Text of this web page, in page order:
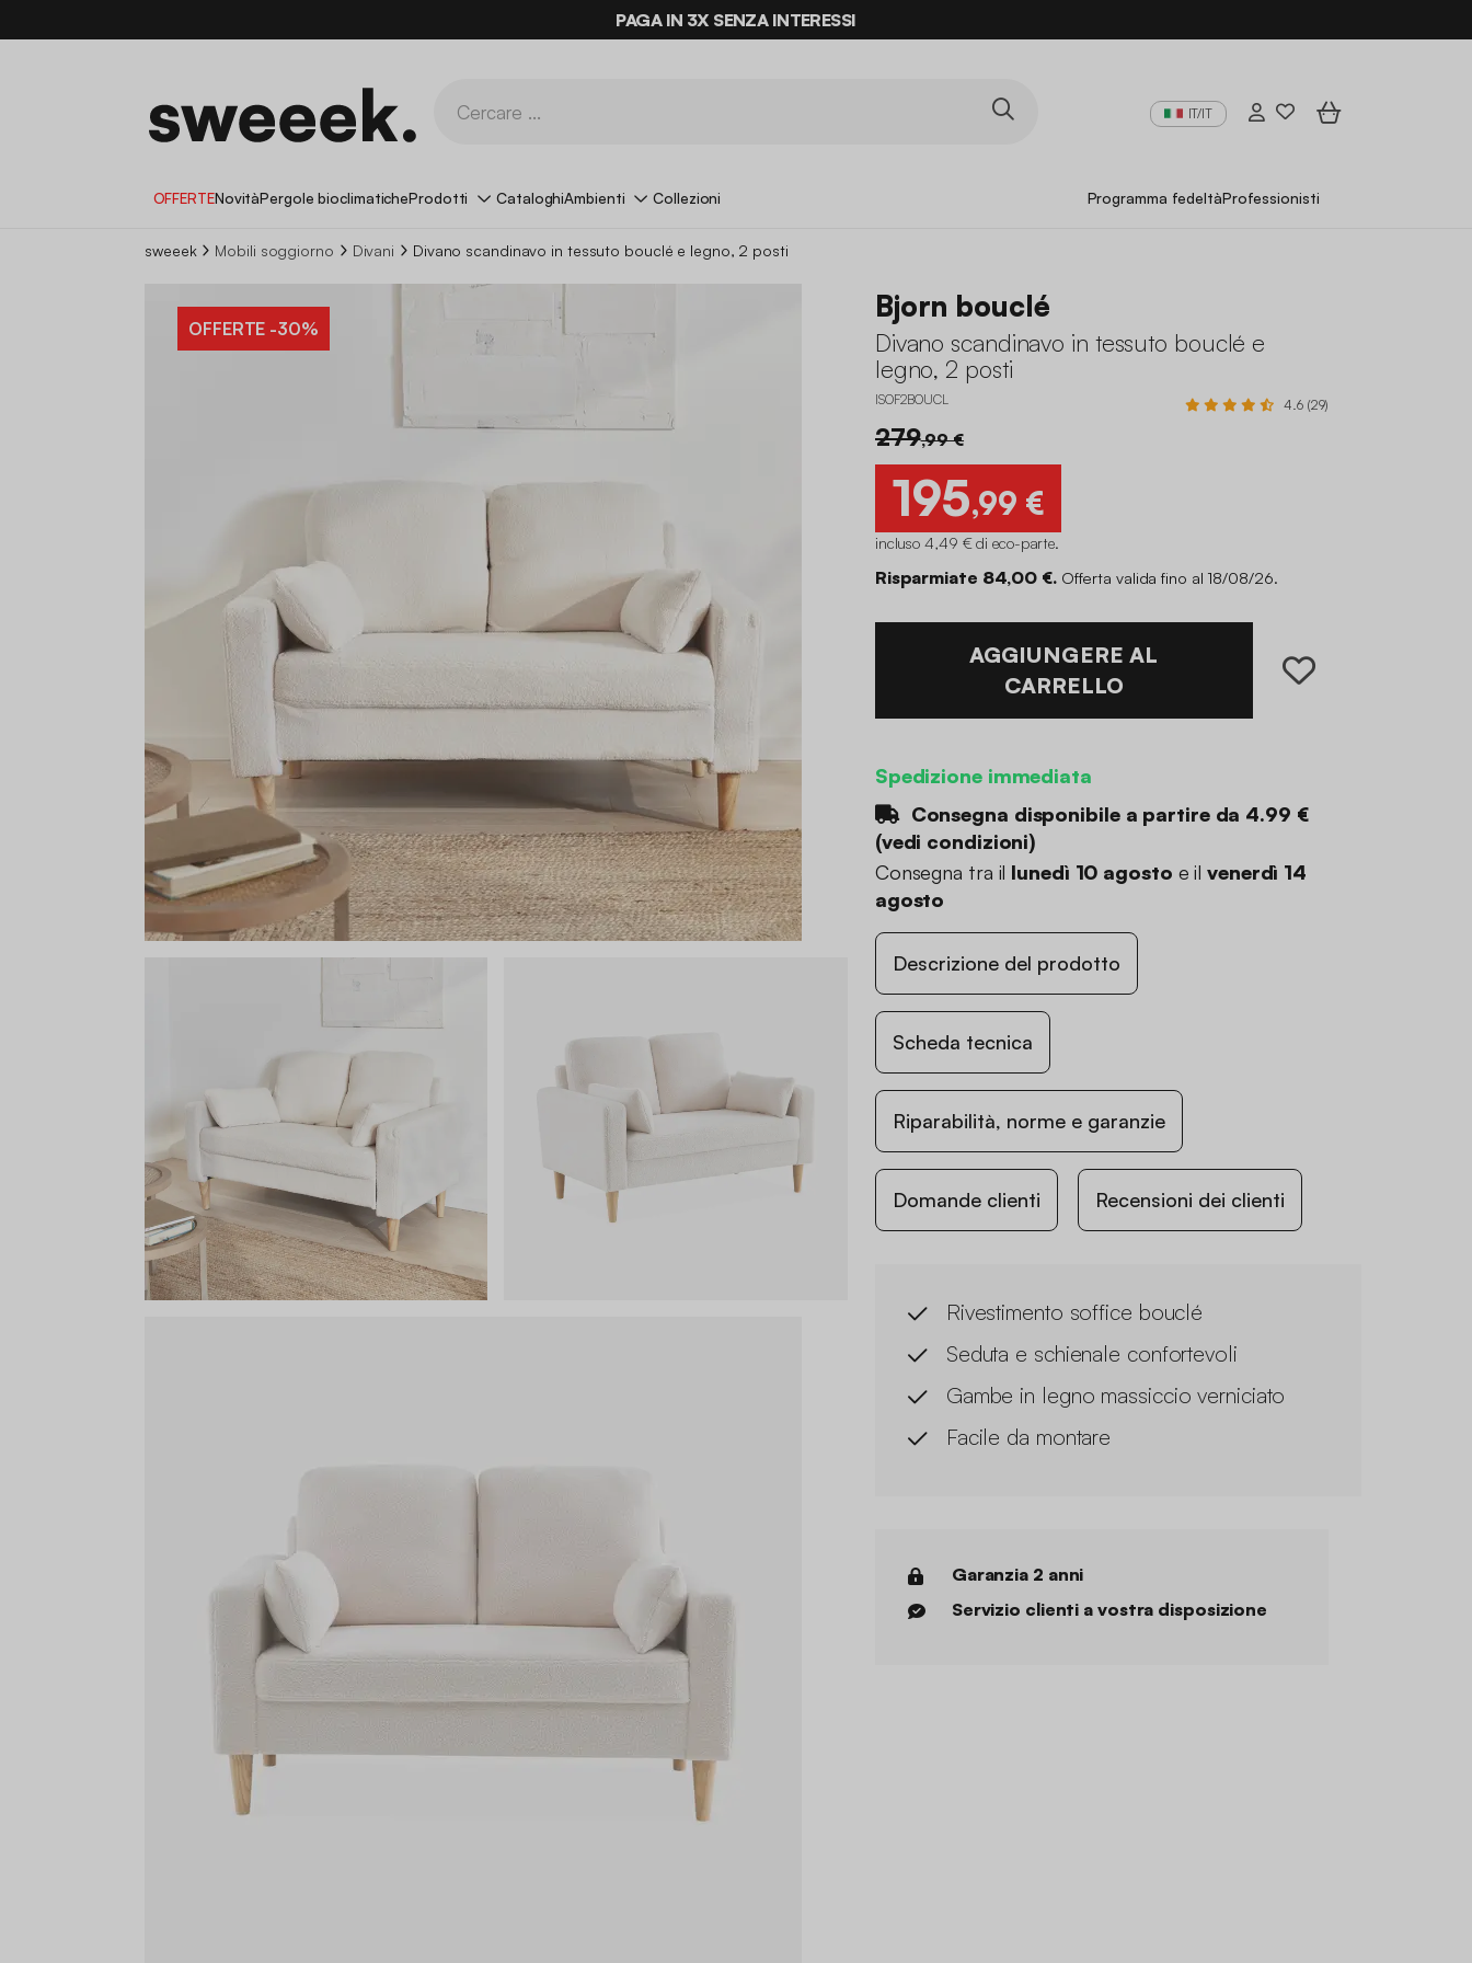
ULTIME OCCASIONI FINO AL -70%*
PAGA IN 3X SENZA INTERESSI
IT/IT
OFFERTENovitàPergole bioclimaticheProdotti CataloghiAmbienti Collezioni Programma fedeltàProfessionisti
sweeek Mobili soggiorno Divani Divano scandinavo in tessuto bouclé e legno, 2 posti
OFFERTE -30%
Bjorn bouclé
Divano scandinavo in tessuto bouclé e
legno, 2 posti
ISOF2BOUCL 4.6 (29)
279,99 €
195,99 €
incluso 4,49 € di eco-parte.
Risparmiate 84,00 €. Offerta valida fino al 18/08/26.
AGGIUNGERE AL
CARRELLO
Spedizione immediata
Consegna disponibile a partire da 4.99 €
(vedi condizioni)
Consegna tra il lunedì 10 agosto e ilvenerdì 14
agosto
Descrizione del prodotto
Scheda tecnica
Riparabilità, norme e garanzie
Domande clienti Recensioni dei clienti
Rivestimento soffice bouclé
Seduta e schienale confortevoli
Gambe in legno massiccio verniciato
Facile da montare
Garanzia 2 anni
Servizio clienti a vostra disposizione